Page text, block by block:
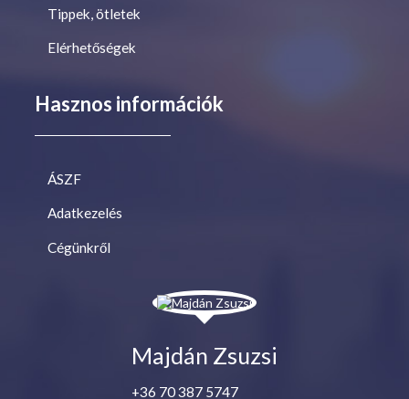
Tippek, ötletek
Elérhetőségek
Hasznos információk
ÁSZF
Adatkezelés
Cégünkről
Majdán Zsuzsi
+36 70 387 5747